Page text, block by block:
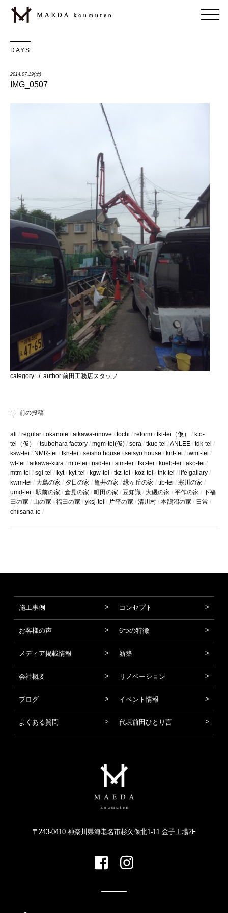
DAYS
2014.07.19(土)
IMG_0507
category: / author:前田工務店スタッフ
前の投稿
all regular okanoie aikawa-rinove tochi reform tki-tei（仮）
kto-
tei（仮）
tsubohara factory mgm-tei(仮) sora tkuc-tei ANLEE
tdk-tei
ksw-tei
NMR-tei tkh-tei seisho house seisyo house knt-tei
iwmt-tei
wt-tei
aikawa-kura mto-tei nsd-tei sim-tei tkc-tei kueb-tei
ako-tei
mtm-tei
sgi-tei kyt kyt-tei kgw-tei tkz-tei koz-tei tnk-tei
life gallary
kwm-tei
大島の家 夕日の家 亀井の家 緑ヶ丘の家 tib-tei
寒川の家
umd-tei
駅前の家 倉見の家 町田の家 豆知識 大磯の家 平作の家
下福
田の家
山の家 福田の家 yksj-tei 片平の家 清川村 本鵠沼の家
日常
chiisana-ie
施工事例 コンセプト
お客様の声 6つの特徴
メディア掲載情報 新築
会社概要 リノベーション
ブログ イベント情報
よくある質問 代表前田ひとり言
〒243-0410 神奈川県海老名市杉久保北1-11 金子工場2F